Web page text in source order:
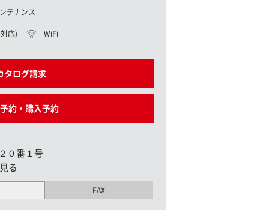
テナンス
応) WiFi
タログ請求
約・購入予約
０番１号
る
FAX